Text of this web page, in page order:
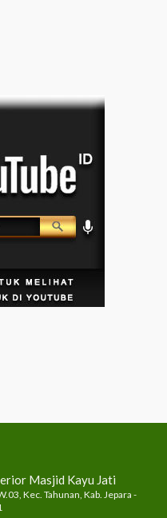
Masjid Kayu Jati
Kec. Tahunan, Kab. Jepara -